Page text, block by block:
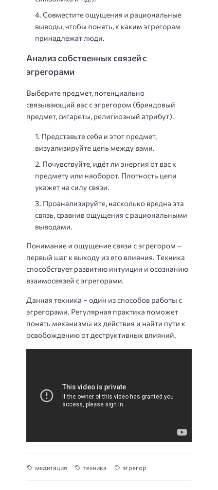
Совместите ощущения и рациональные
выводы, чтобы понять, к каким эгрегорам
принадлежат люди.
Анализ собственных связей с
эгрегорами
Выберите предмет, потенциально
связывающий вас с эгрегором (брендовый
предмет, сигареты, религиозный атрибут).
Представьте себя и этот предмет,
визуализируйте цепь между вами.
Почувствуйте, идёт ли энергия от вас к
предмету или наоборот. Плотность цепи
укажет на силу связи.
Проанализируйте, насколько вредна эта
связь, сравнив ощущения с рациональными
выводами.
Понимание и ощущение связи с эгрегором –
первый шаг к выходу из его влияния. Техника
способствует развитию интуиции и осознанию
взаимосвязей с эгрегорами.
Данная техника – один из способов работы с
эгрегорами. Регулярная практика поможет
понять механизмы их действия и найти пути к
освобождению от деструктивных влияний.
медитация техника эгрегор